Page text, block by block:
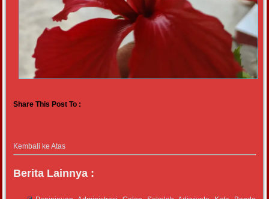
Share This Post To :
Kembali ke Atas
Berita Lainnya :